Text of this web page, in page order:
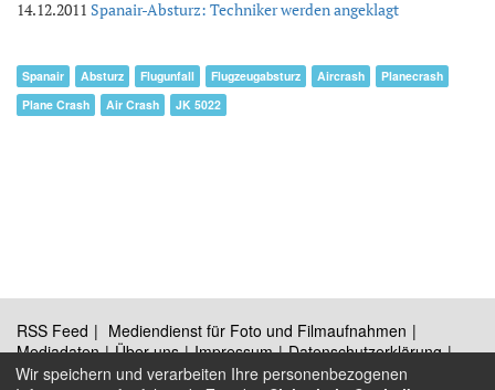
14.12.2011 Spanair-Absturz: Techniker werden angeklagt
Spanair Absturz Flugunfall Flugzeugabsturz Aircrash
Planecrash
Plane Crash
Air Crash JK 5022
RSS Feed
Mediendienst für Foto und Filmaufnahmen
Mediadaten
Über uns Impressum
Datenschutzerklärung
Kontakt
Wir speichern und verarbeiten Ihre personenbezogenen